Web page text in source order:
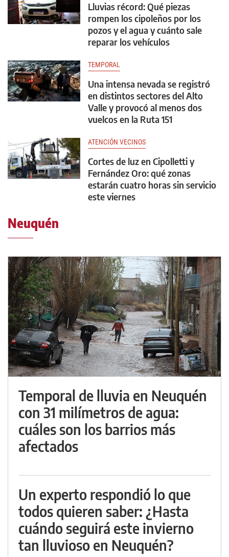
Lluvias récord: Qué piezas
rompen los cipoleños por los
pozos y el agua y cuánto sale
reparar los vehículos
TEMPORAL
Una intensa nevada se registró
en distintos sectores del Alto
Valle y provocó al menos dos
vuelcos en la Ruta 151
ATENCIÓN VECINOS
Cortes de luz en Cipolletti y
Fernández Oro: qué zonas
estarán cuatro horas sin servicio
este viernes
Neuquén
Temporal de lluvia en Neuquén
con 31 milímetros de agua:
cuáles son los barrios más
afectados
Un experto respondió lo que
todos quieren saber: ¿Hasta
cuándo seguirá este invierno
tan lluvioso en Neuquén?